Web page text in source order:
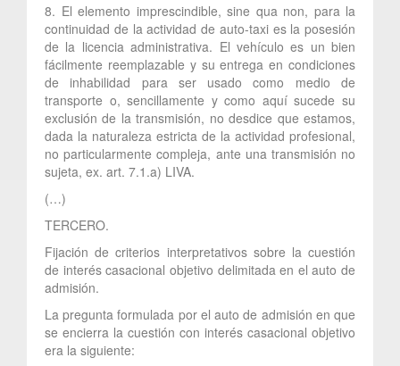
8. El elemento imprescindible, sine qua non, para la
continuidad de la actividad de auto-taxi es la posesión
de la licencia administrativa. El vehículo es un bien
fácilmente reemplazable y su entrega en condiciones
de inhabilidad para ser usado como medio de
transporte o, sencillamente y como aquí sucede su
exclusión de la transmisión, no desdice que estamos,
dada la naturaleza estricta de la actividad profesional,
no particularmente compleja, ante una transmisión no
sujeta, ex. art. 7.1.a) LIVA.
(…)
TERCERO.
Fijación de criterios interpretativos sobre la cuestión
de interés casacional objetivo delimitada en el auto de
admisión.
La pregunta formulada por el auto de admisión en que
se encierra la cuestión con interés casacional objetivo
era la siguiente: